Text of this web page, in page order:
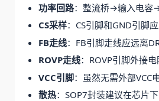
功率回路：整流桥→输入电容
CS采样：CS引脚和GND引脚
FB走线：FB引脚走线应远离
ROVP走线：ROVP引脚外接
VCC引脚：虽然无需外部VCC
散热：SOP7封装建议在芯片